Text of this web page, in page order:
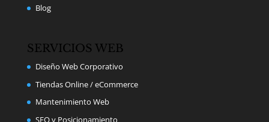
Blog
SERVICIOS WEB
Diseño Web Corporativo
Tiendas Online / eCommerce
Mantenimiento Web
SEO y Posicionamiento